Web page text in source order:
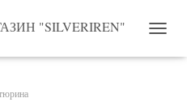
"SILVERIREN"